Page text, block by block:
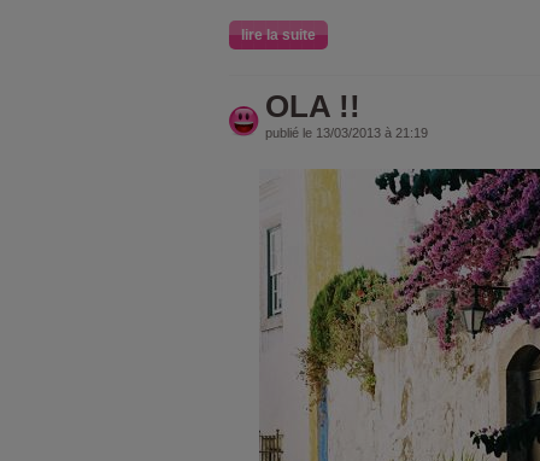
lire la suite
OLA !!
publié le 13/03/2013 à 21:19